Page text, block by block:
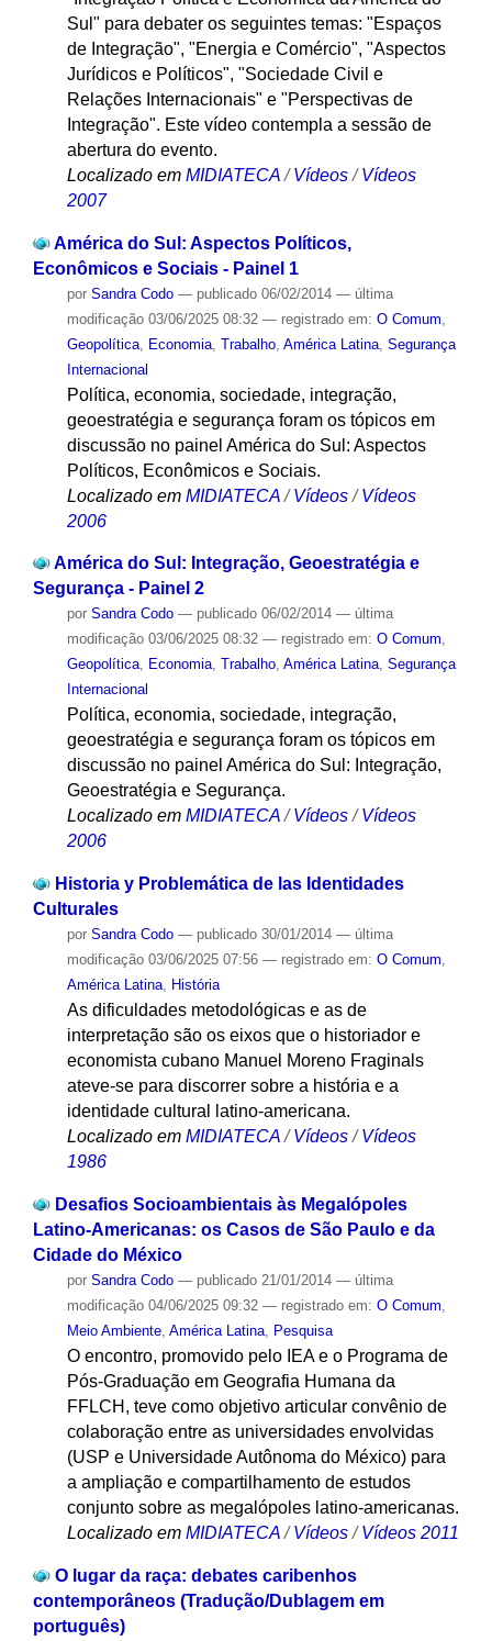
Sul" para debater os seguintes temas: "Espaços
de Integração", "Energia e Comércio", "Aspectos
Jurídicos e Políticos", "Sociedade Civil e
Relações Internacionais" e "Perspectivas de
Integração". Este vídeo contempla a sessão de
abertura do evento.
Localizado em MIDIATECA /Vídeos /Vídeos
2007
América do Sul: Aspectos Políticos,
Econômicos e Sociais - Painel 1
por Sandra Codo — publicado06/02/2014 — última
modificação03/06/2025 08:32 — registrado em: O Comum
Geopolítica, Economia, Trabalho, América Latina, Segurança
Internacional
Política, economia, sociedade, integração,
geoestratégia e segurança foram os tópicos em
discussão no painel América do Sul: Aspectos
Políticos, Econômicos e Sociais.
Localizado em MIDIATECA /Vídeos /Vídeos
2006
América do Sul: Integração, Geoestratégia e
Segurança - Painel 2
por Sandra Codo — publicado06/02/2014 — última
modificação03/06/2025 08:32 — registrado em: O Comum,
Geopolítica, Economia, Trabalho, América Latina, Segurança
Internacional
Política, economia, sociedade, integração,
geoestratégia e segurança foram os tópicos em
discussão no painel América do Sul: Integração,
Geoestratégia e Segurança.
Localizado em MIDIATECA / Vídeos / Vídeos
2006
Historia y Problemática de las Identidades
Culturales
por Sandra Codo — publicado30/01/2014 — última
modificação03/06/2025 07:56 — registrado em: O Comum,
América Latina, História
As dificuldades metodológicas e as de
interpretação são os eixos que o historiador e
economista cubano Manuel Moreno Fraginals
ateve-se para discorrer sobre a história e a
identidade cultural latino-americana.
Localizado em MIDIATECA /Vídeos /Vídeos
1986
Desafios Socioambientais às Megalópoles
Latino-Americanas: os Casos de São Paulo e da
Cidade do México
por Sandra Codo — publicado21/01/2014 — última
modificação04/06/2025 09:32 — registrado em: O Comum
Meio Ambiente, América Latina, Pesquisa
O encontro, promovido pelo IEA e o Programa de
Pós-Graduação em Geografia Humana da
FFLCH, teve como objetivo articular convênio de
colaboração entre as universidades envolvidas
(USP e Universidade Autônoma do México) para
a ampliação e compartilhamento de estudos
conjunto sobre as megalópoles latino-americanas.
Localizado em MIDIATECA /Vídeos /Vídeos 2011
O lugar da raça: debates caribenhos
contemporâneos (Tradução/Dublagem em
português)